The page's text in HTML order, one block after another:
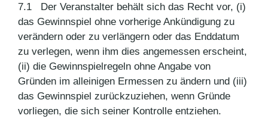
7.1 Der Veranstalter behält sich das Recht vor, (i)
das Gewinnspiel ohne vorherige Ankündigung zu
verändern oder zu verlängern oder das Enddatum
zu verlegen, wenn ihm dies angemessen erscheint,
(ii) die Gewinnspielregeln ohne Angabe von
Gründen im alleinigen Ermessen zu ändern und (iii)
das Gewinnspiel zurückzuziehen, wenn Gründe
vorliegen, die sich seiner Kontrolle entziehen.